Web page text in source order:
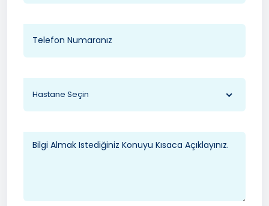
Hastane Seçin